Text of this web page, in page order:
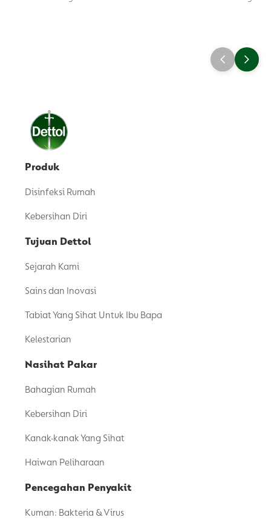
Produk
Disinfeksi Rumah
Kebersihan Diri
Tujuan Dettol
Sejarah Kami
Sains dan Inovasi
Tabiat Yang Sihat Untuk Ibu Bapa
Kelestarian
Nasihat Pakar
Bahagian Rumah
Kebersihan Diri
Kanak-kanak Yang Sihat
Haiwan Peliharaan
Pencegahan Penyakit
Kuman: Bakteria & Virus